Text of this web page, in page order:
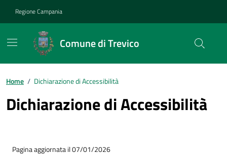
Regione Campania
Comune di Trevico
Home / Dichiarazione di Accessibilità
Dichiarazione di Accessibilità
Pagina aggiornata il 07/01/2026